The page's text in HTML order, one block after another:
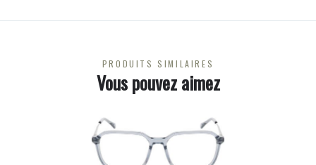
PRODUITS SIMILAIRES
Vous pouvez aimez